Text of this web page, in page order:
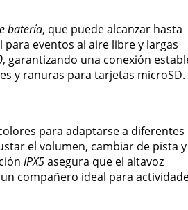
batería, que puede alcanzar hasta
eventos al aire libre y largas
, garantizando una conexión
y ranuras para tarjetas microSD.
para adaptarse a diferentes
el volumen, cambiar de pista y
IPX5asegura que el altavoz
compañero ideal para